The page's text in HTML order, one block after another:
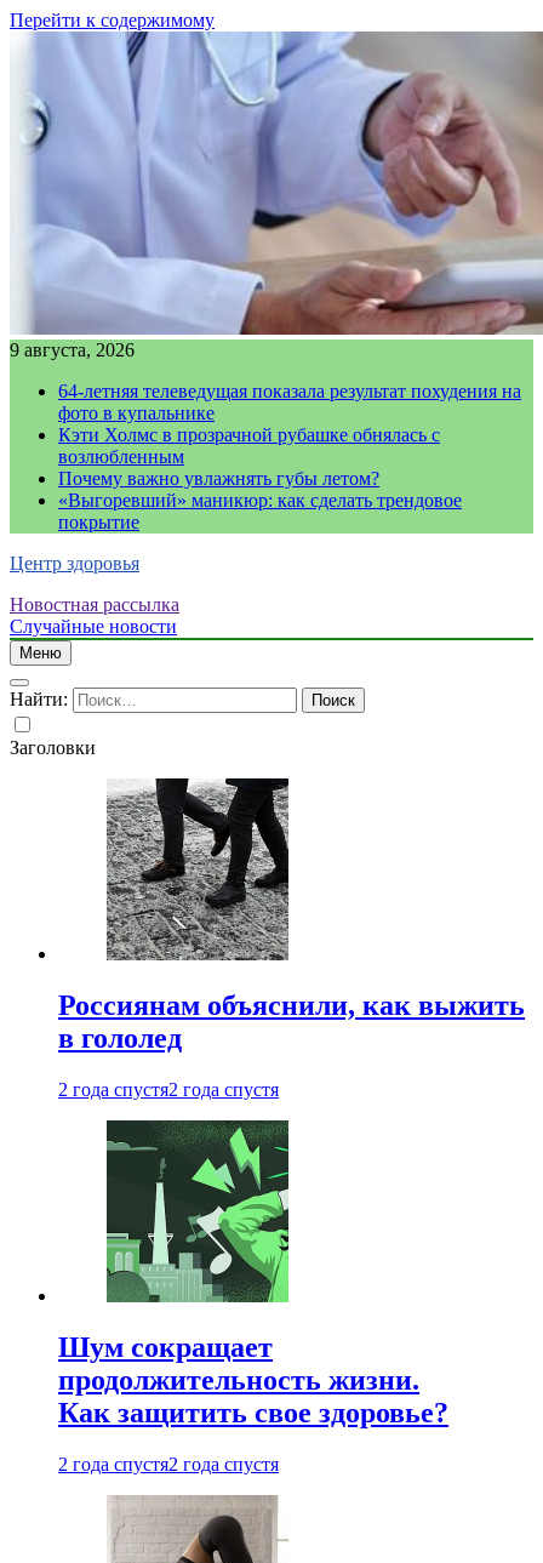
Перейти к содержимому
9 августа, 2026
64-летняя телеведущая показала результат похудения на
фото в купальнике
Кэти Холмс в прозрачной рубашке обнялась с
возлюбленным
Почему важно увлажнять губы летом?
«Выгоревший» маникюр: как сделать трендовое
покрытие
Центр здоровья
Новостная рассылка
Случайные новости
Меню
Найти:
Заголовки
Россиянам объяснили, как выжить
в гололед
2 года спустя2 года спустя
Шум сокращает
продолжительность жизни.
Как защитить свое здоровье?
2 года спустя2 года спустя